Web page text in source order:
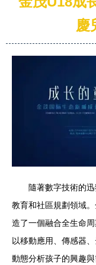
慶
隨著數字技術的
教育和社區規劃領域
造了一個融合全生命
以移動應用、傳感器
動態分析孩子的興趣